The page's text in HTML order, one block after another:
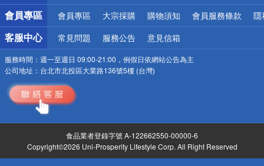
會員專區 會員專區 大宗採購 購物須知 會員服務條款 隱
客服中心 常見問題 服務公告 意見信箱
服務時間： 週一至週日 09:00-21:00，例假日依網站公告為主
公司地址： 台北市北投區大業路136號5樓 (台灣)
食品業者登錄字號 A-122662550-00000-6
Copyright©2026 Uni-Prosperity Lifestyle Corp. All Right Reserved